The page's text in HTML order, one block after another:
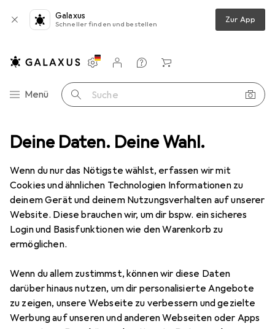
Deine Daten. Deine Wahl.
Wenn du nur das Nötigste wählst, erfassen wir mit
Cookies und ähnlichen Technologien Informationen zu
deinem Gerät und deinem Nutzungsverhalten auf unserer
Website. Diese brauchen wir, um dir bspw. ein sicheres
Login und Basisfunktionen wie den Warenkorb zu
ermöglichen.
Wenn du allem zustimmst, können wir diese Daten
darüber hinaus nutzen, um dir personalisierte Angebote
zu zeigen, unsere Webseite zu verbessern und gezielte
Werbung auf unseren und anderen Webseiten oder Apps
Galaxus
Schneller finden und bestellen Zur App
Navigation nach Kategorien
Menü Suche
Einstellungen
Kundenkonto
Vergleichslisten
Merklisten
Warenkorb
Apple Power Adapter Produktbewertungen
Apple Power Adapter
12 W, 1 Port
Bewertung für Apple Power Adapter
babs.diego
vor 6 Jahren
+1
hat dieses Produkt gekauft